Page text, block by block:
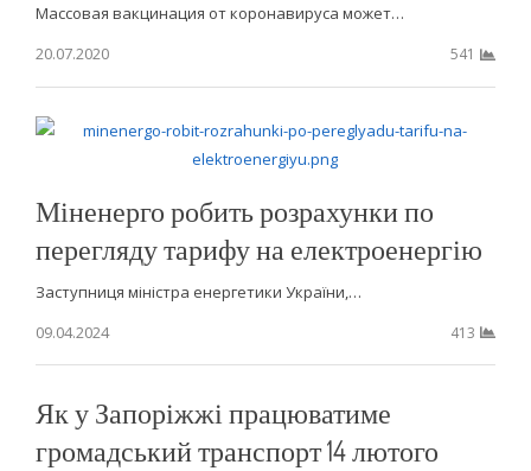
Массовая вакцинация от коронавируса может…
20.07.2020
541
Міненерго робить розрахунки по
перегляду тарифу на електроенергію
Заступниця міністра енергетики України,…
09.04.2024
413
Як у Запоріжжі працюватиме
громадський транспорт 14 лютого